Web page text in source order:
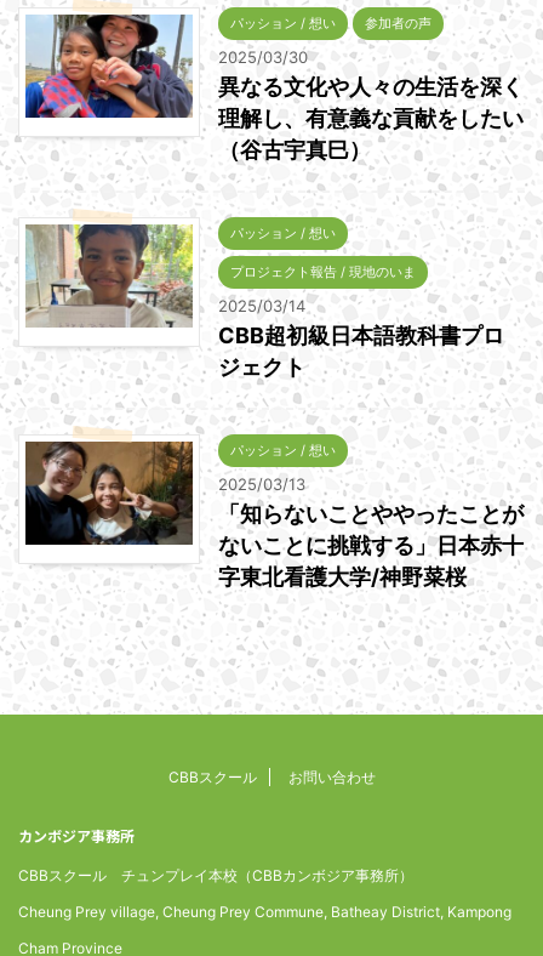
パッション / 想い 参加者の声
2025/03/30
異なる文化や人々の生活を深く
理解し、有意義な貢献をしたい
（谷古宇真巳）
パッション / 想い
プロジェクト報告 / 現地のいま
2025/03/14
CBB超初級日本語教科書プロ
ジェクト
パッション / 想い
2025/03/13
「知らないことややったことが
ないことに挑戦する」日本赤十
字東北看護大学/神野菜桜
CBBスクール お問い合わせ
カンボジア事務所
CBBスクール チュンプレイ本校（CBBカンボジア事務所）
Cheung Prey village, Cheung Prey Commune, Batheay District, Kampong
Cham Province